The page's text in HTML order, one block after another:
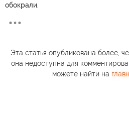
обокрали.
Эта статья опубликована более,
она недоступна для
можете найти на